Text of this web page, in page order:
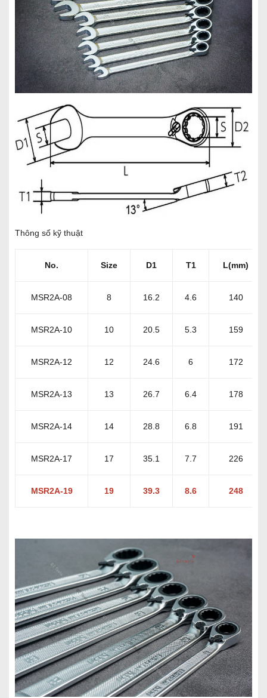
Thông số kỹ thuật
No. Size D1 T1 L(mm)
MSR2A-08 8 16.2 4.6 140
MSR2A-10 10 20.5 5.3 159
MSR2A-12 12 24.6 6 172
MSR2A-13 13 26.7 6.4 178
MSR2A-14 14 28.8 6.8 191
MSR2A-17 17 35.1 7.7 226
MSR2A-19 19 39.3 8.6 248